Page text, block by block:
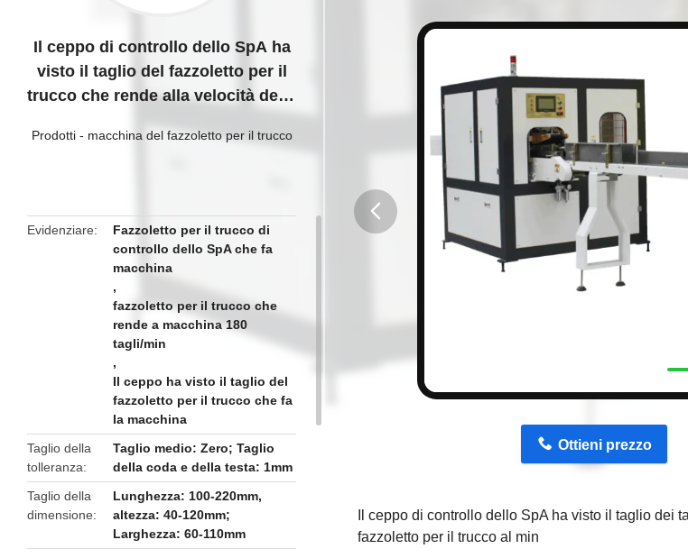
Il ceppo di controllo dello SpA ha
visto il taglio del fazzoletto per il
trucco che rende alla velocità della
Prodotti- macchina del fazzoletto per il trucco
Evidenziare
Fazzoletto per il trucco di
controllo dello SpA che fa
macchina
,
fazzoletto per il trucco che
rende a macchina 180
tagli/min
,
Il ceppo ha visto il taglio del
fazzoletto per il trucco che fa
la macchina
Taglio della
tolleranza
Taglio medio: Zero; Taglio
della coda e della testa: 1mm
Taglio della
dimensione
Lunghezza: 100-220mm,
altezza: 40-120mm;
Larghezza: 60-110mm
Ottieni prezzo
Il ceppo di controllo dello SpA ha visto il taglio dei
fazzoletto per il trucco al min